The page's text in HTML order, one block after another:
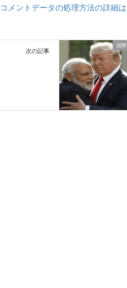
コメントデータの処理方法の詳細は
国際
次の記事